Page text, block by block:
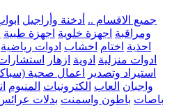
.. جميع الاقسام .. أدخنة وأراجيل
ومراقبة اجهزة خلوية اجهزة طبية
احذية اختام اخشاب ادوات رياضية
ادوات منزلية ادوية ازهار
استيراد وتصدير
اعمال صحية
واجبان العاب الكترونيات المنيوم
باصات باطون واسمنت بدلات